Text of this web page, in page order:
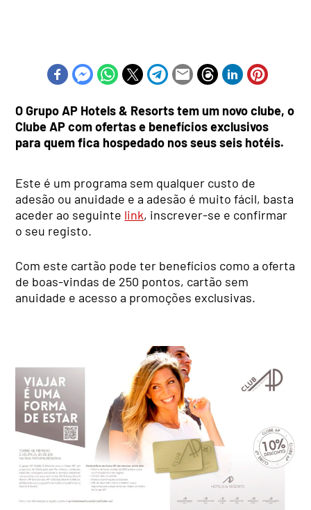
O Grupo AP Hotels & Resorts tem um novo clube, o
Clube AP com ofertas e benefícios exclusivos
para quem fica hospedado nos seus seis hotéis.
Este é um programa sem qualquer custo de
adesão ou anuidade e a adesão é muito fácil, basta
aceder ao seguinte link, inscrever-se e confirmar
o seu registo.
Com este cartão pode ter benefícios como a oferta
de boas-vindas de 250 pontos, cartão sem
anuidade e acesso a promoções exclusivas.